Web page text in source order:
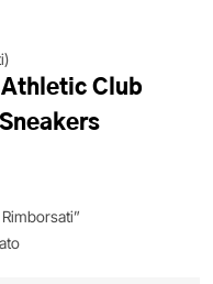
Athletic Club